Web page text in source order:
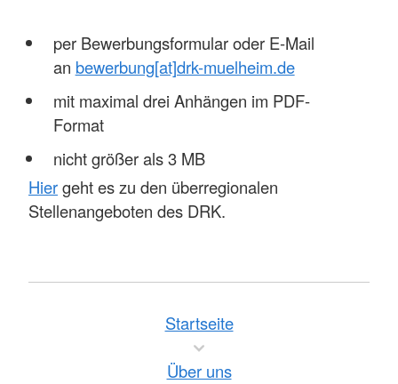
per Bewerbungsformular oder E-Mail
an bewerbung[at]drk-muelheim.de
mit maximal drei Anhängen im PDF-
Format
nicht größer als 3 MB
Hiergeht es zu den überregionalen
Stellenangeboten des DRK.
Startseite
Über uns